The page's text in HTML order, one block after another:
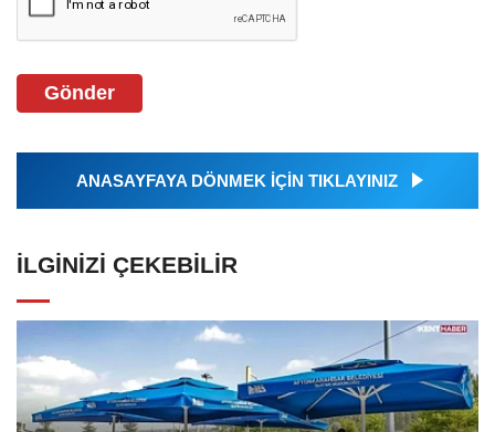
Gönder
ANASAYFAYA DÖNMEK İÇİN TIKLAYINIZ
İLGINIZI ÇEKEBILIR